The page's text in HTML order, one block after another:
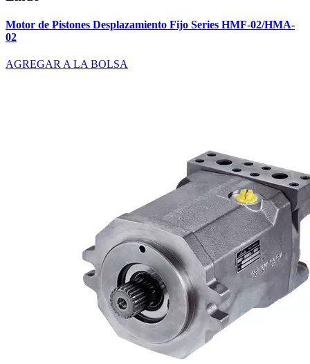
Motor de Pistones Desplazamiento Fijo Series HMF-02/HMA-
02
AGREGAR A LA BOLSA